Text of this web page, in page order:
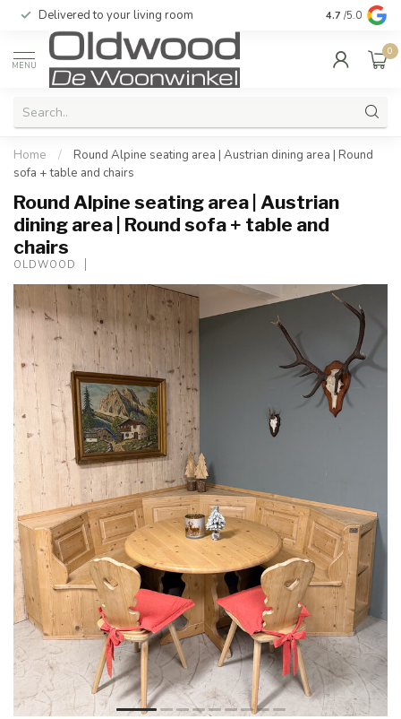
Delivered to your living room Quality &
4.7 /5.0
MENU
0
Home /
Round Alpine seating area | Austrian dining area | Round
sofa + table and chairs
Round Alpine seating area | Austrian
dining area | Round sofa + table and
chairs
OLDWOOD